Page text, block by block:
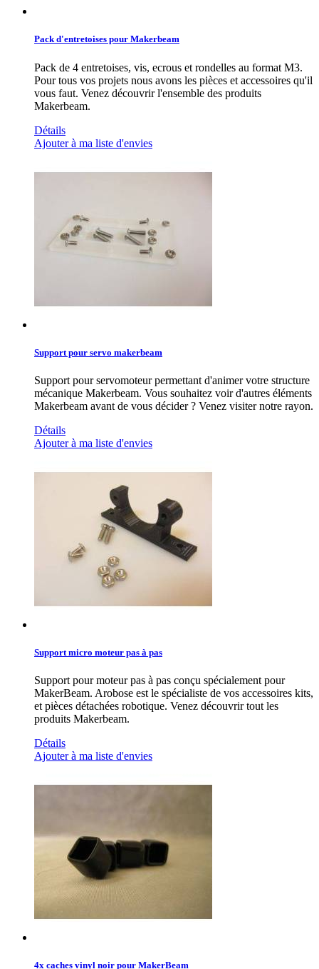
Pack d'entretoises pour Makerbeam
Pack de 4 entretoises, vis, ecrous et rondelles au format M3.
Pour tous vos projets nous avons les pièces et accessoires qu'il
vous faut. Venez découvrir l'ensemble des produits
Makerbeam.
Détails
Ajouter à ma liste d'envies
Support pour servo makerbeam
Support pour servomoteur permettant d'animer votre structure
mécanique Makerbeam. Vous souhaitez voir d'autres éléments
Makerbeam avant de vous décider ? Venez visiter notre rayon.
Détails
Ajouter à ma liste d'envies
Support micro moteur pas à pas
Support pour moteur pas à pas conçu spécialement pour
MakerBeam. Arobose est le spécialiste de vos accessoires kits,
et pièces détachées robotique. Venez découvrir tout les
produits Makerbeam.
Détails
Ajouter à ma liste d'envies
4x caches vinyl noir pour MakerBeam